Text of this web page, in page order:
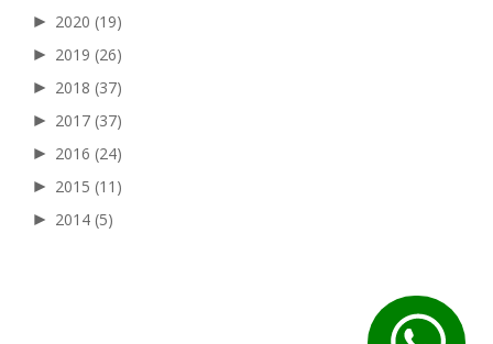
► 2020 (19)
► 2019 (26)
► 2018 (37)
► 2017 (37)
► 2016 (24)
► 2015 (11)
► 2014 (5)